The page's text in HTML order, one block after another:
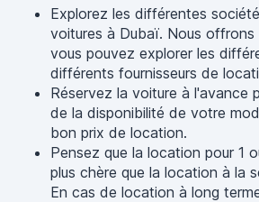
Explorez les différentes
voitures à Dubaï. Nous offrons
vous pouvez explorer les
différents fournisseurs de
Réservez la voiture à l'avance
de la disponibilité de votre
bon prix de location.
Pensez que la location pour 1
plus chère que la location à la
En cas de location à long